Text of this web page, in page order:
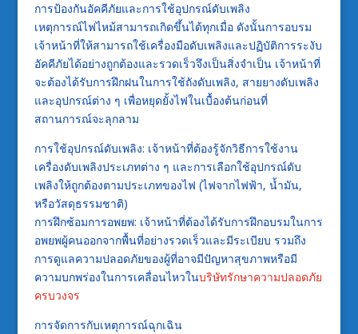
การป้องกันอัคคีภัยและการใช้อุปกรณ์ดับเพลิง
เหตุการณ์ไฟไหม้สามารถเกิดขึ้นได้ทุกเมื่อ ดังนั้นการอบรม
เจ้าหน้าที่ให้สามารถใช้เครื่องมือดับเพลิงและปฏิบัติการระงับ
อัคคีภัยได้อย่างถูกต้องและรวดเร็วจึงเป็นสิ่งจำเป็น เจ้าหน้าที่
จะต้องได้รับการฝึกฝนในการใช้ถังดับเพลิง, สายยางดับเพลิง
และอุปกรณ์ต่าง ๆ เพื่อหยุดยั้งไฟในเบื้องต้นก่อนที่
สถานการณ์จะลุกลาม
การใช้อุปกรณ์ดับเพลิง: เจ้าหน้าที่ต้องรู้จักวิธีการใช้งาน
เครื่องดับเพลิงประเภทต่าง ๆ และการเลือกใช้อุปกรณ์ดับ
เพลิงให้ถูกต้องตามประเภทของไฟ (ไฟจากไฟฟ้า, น้ำมัน,
หรือวัสดุธรรมชาติ)
การฝึกซ้อมการอพยพ: เจ้าหน้าที่ต้องได้รับการฝึกอบรมในการ
อพยพผู้คนออกจากพื้นที่อย่างรวดเร็วและมีระเบียบ รวมถึง
การดูแลความปลอดภัยของผู้ที่อาจมีปัญหาสุขภาพหรือมี
ความบกพร่องในการเคลื่อนไหวในบริษัทรักษาความปลอดภัย
ครบวงจร
การจัดการกับเหตุการณ์ฉุกเฉิน